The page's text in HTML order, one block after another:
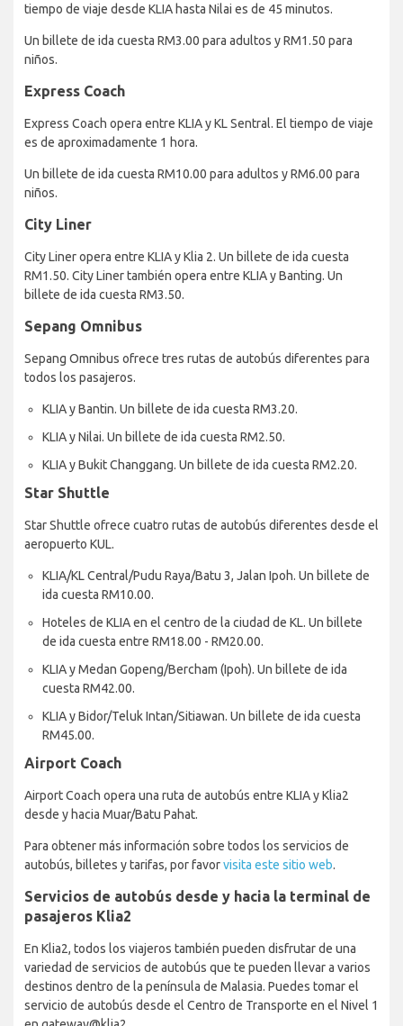
tiempo de viaje desde KLIA hasta Nilai es de 45 minutos.
Un billete de ida cuesta RM3.00 para adultos y RM1.50 para
niños.
Express Coach
Express Coach opera entre KLIA y KL Sentral. El tiempo de viaje
es de aproximadamente 1 hora.
Un billete de ida cuesta RM10.00 para adultos y RM6.00 para
niños.
City Liner
City Liner opera entre KLIA y Klia 2. Un billete de ida cuesta
RM1.50. City Liner también opera entre KLIA y Banting. Un
billete de ida cuesta RM3.50.
Sepang Omnibus
Sepang Omnibus ofrece tres rutas de autobús diferentes para
todos los pasajeros.
KLIA y Bantin. Un billete de ida cuesta RM3.20.
KLIA y Nilai. Un billete de ida cuesta RM2.50.
KLIA y Bukit Changgang. Un billete de ida cuesta RM2.20.
Star Shuttle
Star Shuttle ofrece cuatro rutas de autobús diferentes desde el
aeropuerto KUL.
KLIA/KL Central/Pudu Raya/Batu 3, Jalan Ipoh. Un billete de
ida cuesta RM10.00.
Hoteles de KLIA en el centro de la ciudad de KL. Un billete
de ida cuesta entre RM18.00 - RM20.00.
KLIA y Medan Gopeng/Bercham (Ipoh). Un billete de ida
cuesta RM42.00.
KLIA y Bidor/Teluk Intan/Sitiawan. Un billete de ida cuesta
RM45.00.
Airport Coach
Airport Coach opera una ruta de autobús entre KLIA y Klia2
desde y hacia Muar/Batu Pahat.
Para obtener más información sobre todos los servicios de
autobús, billetes y tarifas, por favorvisita este sitio web.
Servicios de autobús desde y hacia la terminal de
pasajeros Klia2
En Klia2, todos los viajeros también pueden disfrutar de una
variedad de servicios de autobús que te pueden llevar a varios
destinos dentro de la península de Malasia. Puedes tomar el
servicio de autobús desde el Centro de Transporte en el Nivel 1